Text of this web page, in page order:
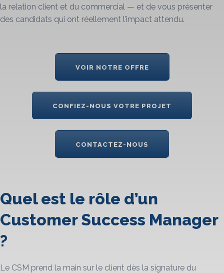
la relation client et du commercial — et de vous présenter
des candidats qui ont réellement l’impact attendu.
VOIR NOTRE OFFRE
CONFIEZ-NOUS VOTRE PROJET
CONTACTEZ-NOUS
Quel est le rôle d’un
Customer Success Manager
?
Le CSM prend la main sur le client dès la signature du